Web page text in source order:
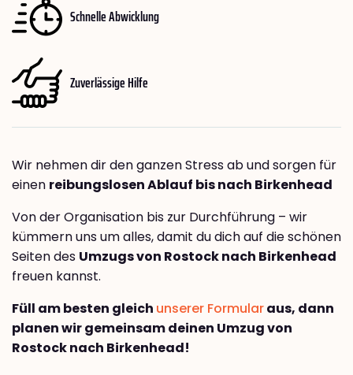
Schnelle Abwicklung
Zuverlässige Hilfe
Wir nehmen dir den ganzen Stress ab und sorgen für
einen reibungslosen Ablauf bis nach Birkenhead
Von der Organisation bis zur Durchführung – wir
kümmern uns um alles, damit du dich auf die schönen
Seiten des Umzugs von Rostock nach Birkenhead
freuen kannst.
Füll am besten gleich unserer Formularaus, dann
planen wir gemeinsam deinen Umzug von
Rostock nach Birkenhead!